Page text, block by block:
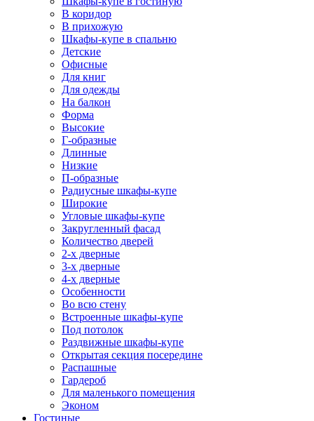
В коридор
В прихожую
Шкафы-купе в спальню
Детские
Офисные
Для книг
Для одежды
На балкон
Форма
Высокие
Г-образные
Длинные
Низкие
П-образные
Радиусные шкафы-купе
Широкие
Угловые шкафы-купе
Закругленный фасад
Количество дверей
2-х дверные
3-х дверные
4-х дверные
Особенности
Во всю стену
Встроенные шкафы-купе
Под потолок
Раздвижные шкафы-купе
Открытая секция посередине
Распашные
Гардероб
Для маленького помещения
Эконом
Гостиные